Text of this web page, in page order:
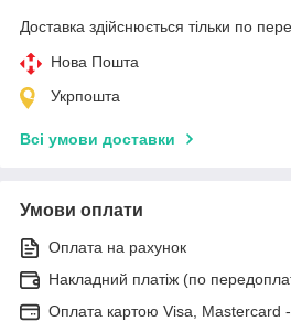
Доставка здійснюється тільки по
Нова Пошта
Укрпошта
Всі умови доставки
Умови оплати
Оплата на рахунок
Накладний платіж (по
Оплата картою Visa, Mastercard